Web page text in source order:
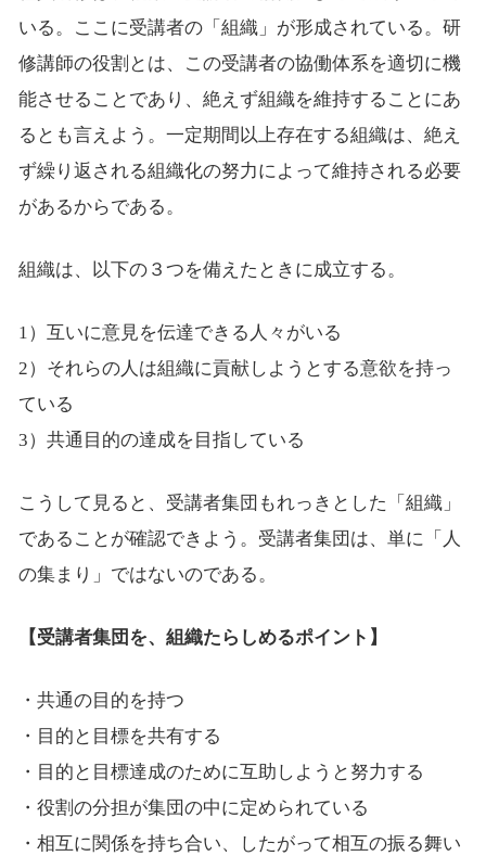
いる。ここに受講者の「組織」が形成されている。研
修講師の役割とは、この受講者の協働体系を適切に機
能させることであり、絶えず組織を維持することにあ
るとも言えよう。一定期間以上存在する組織は、絶え
ず繰り返される組織化の努力によって維持される必要
があるからである。
組織は、以下の３つを備えたときに成立する。
1）互いに意見を伝達できる人々がいる
2）それらの人は組織に貢献しようとする意欲を持っ
ている
3）共通目的の達成を目指している
こうして見ると、受講者集団もれっきとした「組織」
であることが確認できよう。受講者集団は、単に「人
の集まり」ではないのである。
【受講者集団を、組織たらしめるポイント】
・共通の目的を持つ
・目的と目標を共有する
・目的と目標達成のために互助しようと努力する
・役割の分担が集団の中に定められている
・相互に関係を持ち合い、したがって相互の振る舞い